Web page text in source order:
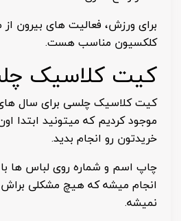
برای ورزش، فعالیت های بیرون
کلکسیون مناسب هست.
کیت کلاسیک
کیت کلاسیک چلسی برای سال
موجود کردیم که میتونید ابتدا
خریدتون رو انجام بدید.
چاپ اسم و شماره روی لباس ها
انجام میشه که هیچ مشکلی
نمیشه.